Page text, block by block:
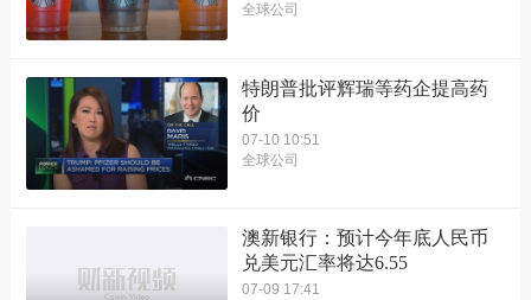
全球公司
特朗普批评辉瑞等药企提高药
价
07-10 10:51
全球公司
澳新银行：预计今年底人民币
兑美元汇率将达6.55
07-09 17:41